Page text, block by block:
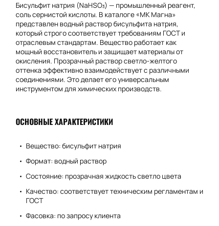
Бисульфит натрия (NaHSO₃) — промышленный реагент,
соль сернистой кислоты. В каталоге «МК Магна»
представлен водный раствор бисульфита натрия,
который строго соответствует требованиям ГОСТ и
отраслевым стандартам. Вещество работает как
мощный восстановитель и защищает материалы от
окисления. Прозрачный раствор светло-желтого
оттенка эффективно взаимодействует с различными
соединениями. Это делает его универсальным
инструментом для химических производств.
ОСНОВНЫЕ ХАРАКТЕРИСТИКИ
Вещество: бисульфит натрия
Формат: водный раствор
Состояние: прозрачная жидкость светло цвета
Качество: соответствует техническим регламентам и
ГОСТ
Фасовка: по запросу клиента